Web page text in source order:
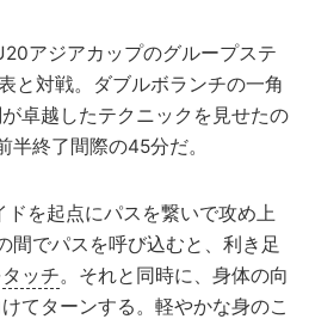
アジアカップのグループステ
と対戦。ダブルボランチの一角
卓越したテクニックを見せたの
半終了間際の45分だ。
を起点にパスを繋いで攻め上
間でパスを呼び込むと、利き足
タッチ。それと同時に、身体の向
てターンする。軽やかな身のこ